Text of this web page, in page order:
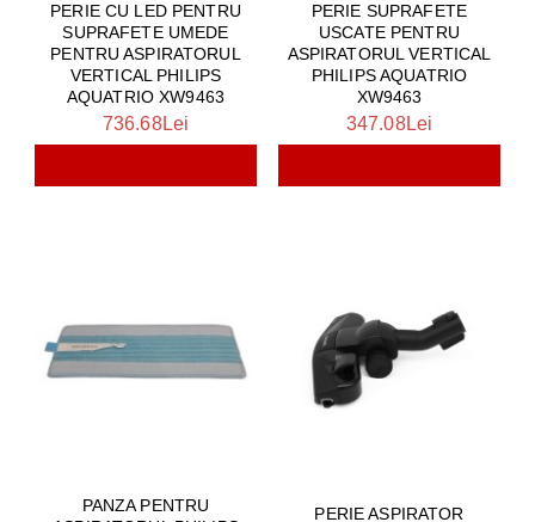
PERIE CU LED PENTRU
SUPRAFETE UMEDE
PENTRU ASPIRATORUL
VERTICAL PHILIPS
AQUATRIO XW9463
736.68Lei
PERIE SUPRAFETE
USCATE PENTRU
ASPIRATORUL VERTICAL
PHILIPS AQUATRIO
XW9463
347.08Lei
PANZA PENTRU
PERIE ASPIRATOR